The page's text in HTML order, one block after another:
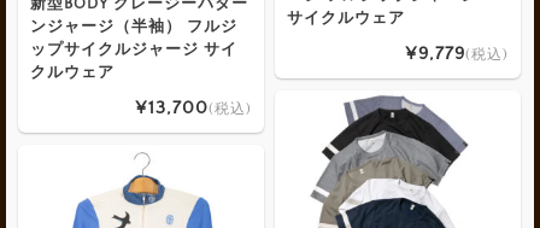
新型BODY クレージーパター
ンジャージ（半袖） フルジ
ップサイクルジャージ サイ
クルウェア
¥13,700(税込)
サイクルウェア
¥9,779(税込)